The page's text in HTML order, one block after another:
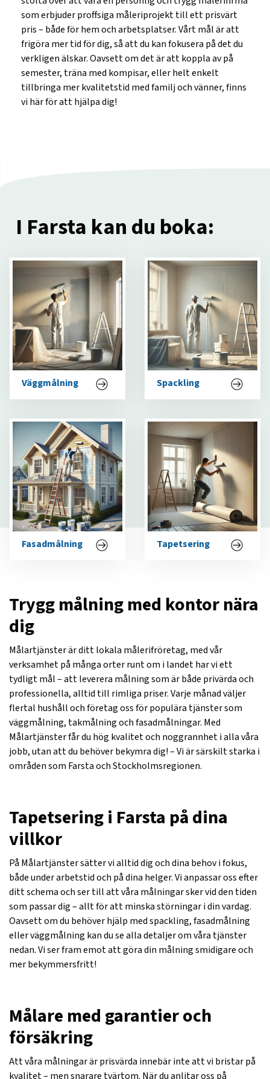
som erbjuder proffsiga måleriprojekt till ett prisvärt
pris – både för hem och arbetsplatser. Vårt mål är att
frigöra mer tid för dig, så att du kan fokusera på det du
verkligen älskar. Oavsett om det är att koppla av på
semester, träna med kompisar, eller helt enkelt
tillbringa mer kvalitetstid med familj och vänner, finns
vi här för att hjälpa dig!
I Farsta kan du boka:
Väggmålning Spackling
Fasadmålning Tapetsering
Trygg målning med kontor nära
dig
Målartjänster är ditt lokala målerifröretag, med vår
verksamhet på många orter runt om i landet har vi ett
tydligt mål – att leverera målning som är både privärda och
professionella, alltid till rimliga priser. Varje månad väljer
flertal hushåll och företag oss för populära tjänster som
väggmålning, takmålning och fasadmålningar. Med
Målartjänster får du hög kvalitet och noggrannhet i alla våra
jobb, utan att du behöver bekymra dig! – Vi är särskilt starka i
områden som Farsta och Stockholmsregionen.
Tapetsering i Farsta på dina
villkor
På Målartjänster sätter vi alltid dig och dina behov i fokus,
både under arbetstid och på dina helger. Vi anpassar oss efter
ditt schema och ser till att våra målningar sker vid den tiden
som passar dig – allt för att minska störningar i din vardag.
Oavsett om du behöver hjälp med spackling, fasadmålning
eller väggmålning kan du se alla detaljer om våra tjänster
nedan. Vi ser fram emot att göra din målning smidigare och
mer bekymmersfritt!
Målare med garantier och
försäkring
Att våra målningar är prisvärda innebär inte att vi bristar på
kvalitet – men snarare tvärtom. När du anlitar oss på